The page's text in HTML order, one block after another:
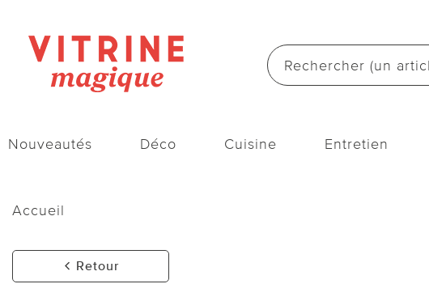
Nouveautés Déco Cuisine Entretien
Accueil
Retour